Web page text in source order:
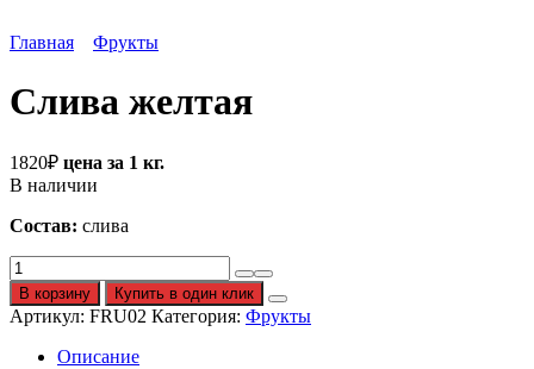
Главная Фрукты
Слива желтая
1820₽ цена за 1 кг.
В наличии
Состав: слива
Количество
Слива
желтая
В корзину Купить в один клик
Артикул: FRU02 Категория: Фрукты
Описание